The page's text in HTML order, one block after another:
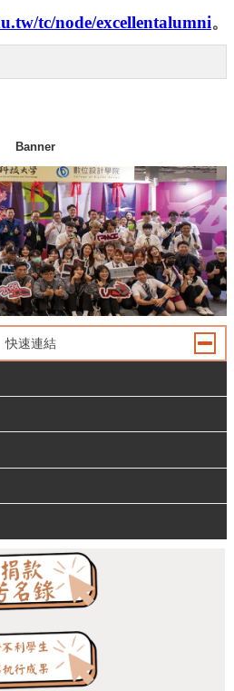
tc/node/excellentalumni。
Banner
快速連結